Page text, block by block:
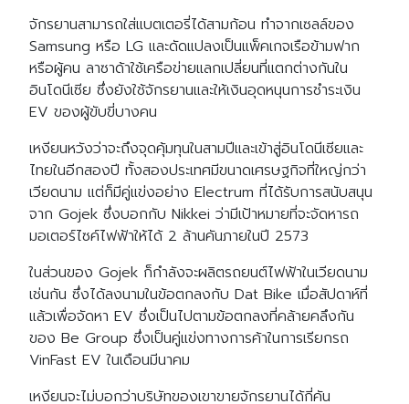
จักรยานสามารถใส่แบตเตอรี่ได้สามก้อน ทำจากเซลล์ของ
Samsung หรือ LG และดัดแปลงเป็นแพ็คเกจเรือข้ามฟาก
หรือผู้คน ลาซาด้าใช้เครือข่ายแลกเปลี่ยนที่แตกต่างกันใน
อินโดนีเซีย ซึ่งยังใช้จักรยานและให้เงินอุดหนุนการชำระเงิน
EV ของผู้ขับขี่บางคน
เหงียนหวังว่าจะถึงจุดคุ้มทุนในสามปีและเข้าสู่อินโดนีเซียและ
ไทยในอีกสองปี ทั้งสองประเทศมีขนาดเศรษฐกิจที่ใหญ่กว่า
เวียดนาม แต่ก็มีคู่แข่งอย่าง Electrum ที่ได้รับการสนับสนุน
จาก Gojek ซึ่งบอกกับ Nikkei ว่ามีเป้าหมายที่จะจัดหารถ
มอเตอร์ไซค์ไฟฟ้าให้ได้ 2 ล้านคันภายในปี 2573
ในส่วนของ Gojek ก็กำลังจะผลิตรถยนต์ไฟฟ้าในเวียดนาม
เช่นกัน ซึ่งได้ลงนามในข้อตกลงกับ Dat Bike เมื่อสัปดาห์ที่
แล้วเพื่อจัดหา EV ซึ่งเป็นไปตามข้อตกลงที่คล้ายคลึงกัน
ของ Be Group ซึ่งเป็นคู่แข่งทางการค้าในการเรียกรถ
VinFast EV ในเดือนมีนาคม
เหงียนจะไม่บอกว่าบริษัทของเขาขายจักรยานได้กี่คัน